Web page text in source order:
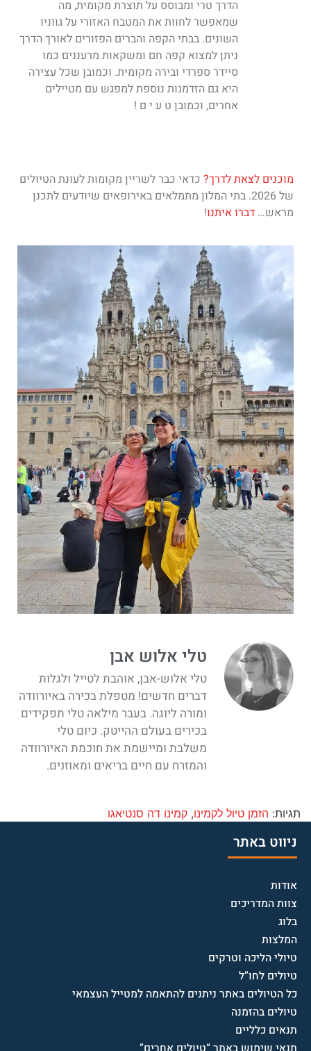
הדרך טרי ומבוסס על תוצרת מקומית, מה
שמאפשר לחוות את המטבח האזורי על גווניו
השונים. בבתי הקפה והברים הפזורים לאורך הדרך
ניתן למצוא קפה חם ומשקאות מרעננים כמו
סיידר ספרדי ובירה מקומית. וכמובן שכל עצירה
היא גם הזדמנות נוספת למפגש עם מטיילים
אחרים, וכמובן ט ע י ם !
מוכנים לצאת לדרך? כדאי כבר לשריין מקומות לעונת הטיולים
של 2026. בתי המלון
מתמלאים באירופאים שיודעים לתכנן
מראש… דברו איתנו!
טלי אלוש אבן
טלי אלוש-אבן, אוהבת לטייל ולגלות
דברים חדשים! מטפלת בכירה באיורוודה
ומורה ליוגה. בעבר מילאה טלי תפקידים
בכירים בעולם ההייטק. כיום טלי
משלבת ומיישמת את חוכמת האיורוודה
והמזרח עם חיים בריאים ומאוזנים.
תגיות: הזמן טיול לקמינו, קמינו דה סנטיאגו
ניווט באתר
אודות
צוות המדריכים
בלוג
המלצות
טיולי הליכה וטרקים
טיולים לחו”ל
כל הטיולים באתר ניתנים להתאמה למטייל העצמאי
טיולים בהזמנה
תנאים כלליים